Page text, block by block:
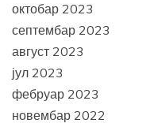
октобар 2023
септембар 2023
август 2023
јул 2023
фебруар 2023
новембар 2022